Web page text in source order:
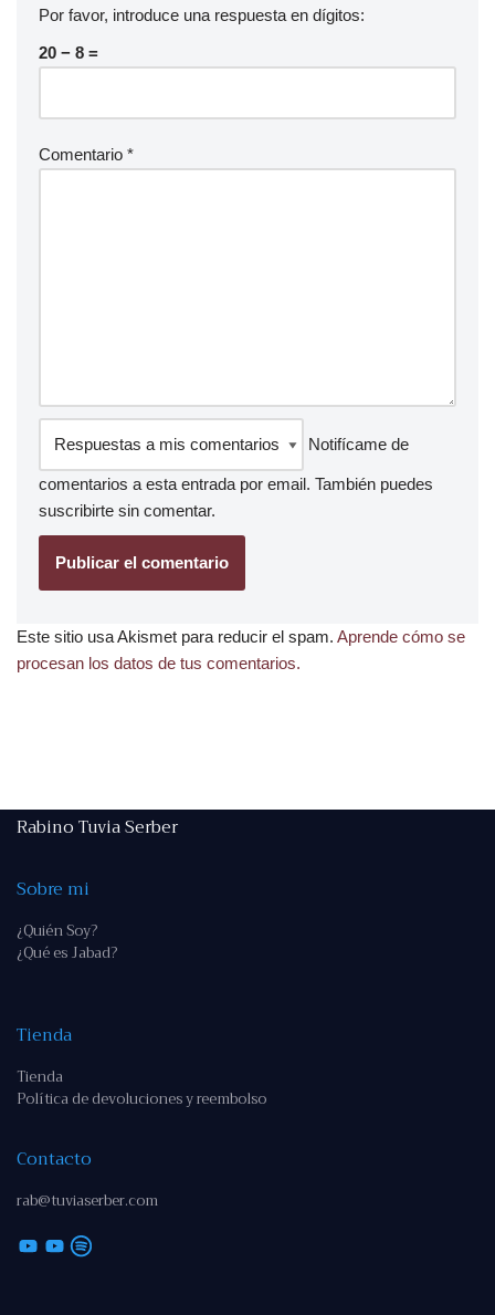
Por favor, introduce una respuesta en dígitos:
20 − 8 =
Comentario *
Notifícame de
comentarios a esta entrada por email. También puedes
suscribirte sin comentar.
Este sitio usa Akismet para reducir el spam. Aprende cómo se
procesan los datos de tus comentarios.
Rabino Tuvia Serber
Sobre mi
¿Quién Soy?
¿Qué es Jabad?
Tienda
Tienda
Política de devoluciones y reembolso
Contacto
rab@tuviaserber.com